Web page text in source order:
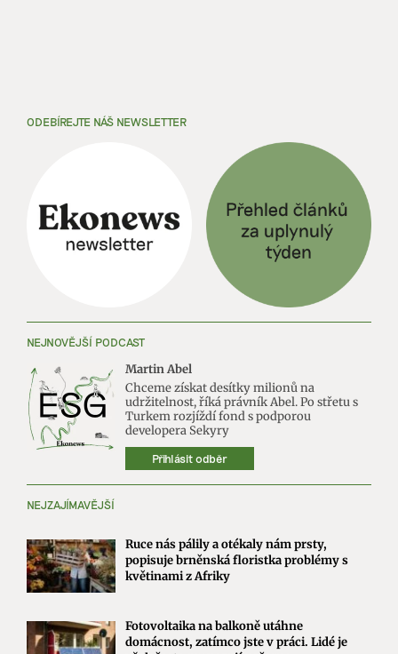
ODEBÍREJTE NÁŠ NEWSLETTER
NEJNOVĚJŠÍ PODCAST
Martin Abel
Chceme získat desítky milionů na
udržitelnost, říká právník Abel. Po střetu s
Turkem rozjíždí fond s podporou
developera Sekyry
Přihlásit odběr
NEJZAJÍMAVĚJŠÍ
Ruce nás pálily a otékaly nám prsty,
popisuje brněnská floristka problémy s
květinami z Afriky
Fotovoltaika na balkoně utáhne
domácnost, zatímco jste v práci. Lidé je